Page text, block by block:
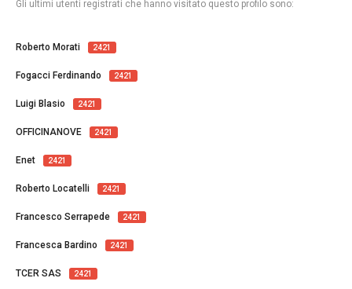
Gli ultimi utenti registrati che hanno visitato questo profilo sono:
Roberto Morati 2421
Fogacci Ferdinando 2421
Luigi Blasio 2421
OFFICINANOVE 2421
Enet 2421
Roberto Locatelli 2421
Francesco Serrapede 2421
Francesca Bardino 2421
TCER SAS 2421